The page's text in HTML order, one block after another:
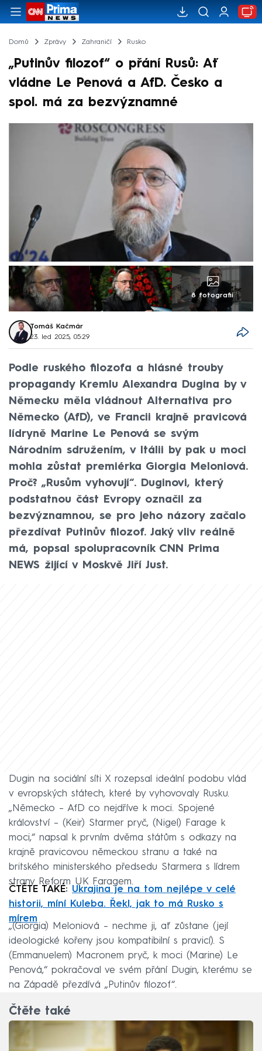
Domů Zprávy Zahraničí Rusko
„Putinův filozof“ o přání Rusů: Ať
vládne Le Penová a AfD. Česko a
spol. má za bezvýznamné
8 fotografií
Tomáš Kačmár
23. led 2025, 05:29
Podle ruského filozofa a hlásné trouby
propagandy Kremlu Alexandra Dugina by v
Německu měla vládnout Alternativa pro
Německo (AfD), ve Francii krajně pravicová
lídryně Marine Le Penová se svým
Národním sdružením, v Itálii by pak u moci
mohla zůstat premiérka Giorgia Meloniová.
Proč? „Rusům vyhovují“. Duginovi, který
podstatnou část Evropy označil za
bezvýznamnou, se pro jeho názory začalo
přezdívat Putinův filozof. Jaký vliv reálně
má, popsal spolupracovník CNN Prima
NEWS žijící v Moskvě Jiří Just.
Dugin na sociální síti X rozepsal ideální podobu vlád
v evropských státech, které by vyhovovaly Rusku.
„Německo – AfD co nejdříve k moci. Spojené
království – (Keir) Starmer pryč, (Nigel) Farage k
moci,“ napsal k prvním dvěma státům s odkazy na
krajně pravicovou německou stranu a také na
britského ministerského předsedu Starmera s lídrem
strany Reform UK Faragem.
ČTĚTE TAKÉ: Ukrajina je na tom nejlépe v celé
historii, míní Kuleba. Řekl, jak to má Rusko s
mírem
„(Giorgia) Meloniová – nechme ji, ať zůstane (její
ideologické kořeny jsou kompatibilní s pravicí). S
(Emmanuelem) Macronem pryč, k moci (Marine) Le
Penová,“ pokračoval ve svém přání Dugin, kterému se
na Západě přezdívá „Putinův filozof“.
Čtěte také